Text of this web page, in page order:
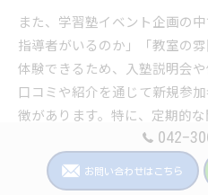
また、学習塾イベント企画の
指導者がいるのか」「教室の
体験できるため、入塾説明会
口コミや紹介を通じて新規参
徴があります。特に、定期的
により、継続的な集客効果も期
無料塾イベントで伝えるべ
042-
お問い合わせはこちら